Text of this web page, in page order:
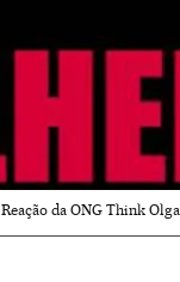
Reação da ONG Think